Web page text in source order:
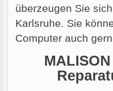
überzeugen Sie
Karlsruhe. Sie
Computer auch